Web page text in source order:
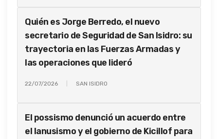
Quién es Jorge Berredo, el nuevo
secretario de Seguridad de San Isidro: su
trayectoria en las Fuerzas Armadas y
las operaciones que lideró
22/07/2026 SAN ISIDRO
El possismo denunció un acuerdo entre
el lanusismo y el gobierno de Kicillof para